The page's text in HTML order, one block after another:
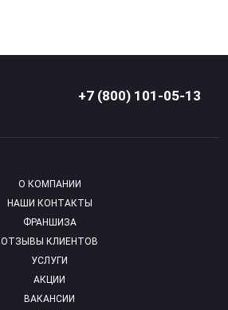
+7 (800) 101-05-13
О КОМПАНИИ
НАШИ КОНТАКТЫ
ФРАНШИЗА
ОТЗЫВЫ КЛИЕНТОВ
УСЛУГИ
АКЦИИ
ВАКАНСИИ